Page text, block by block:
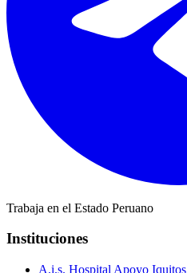
Trabaja en el Estado Peruano
Instituciones
A.i.s. Hospital Apoyo Iquitos